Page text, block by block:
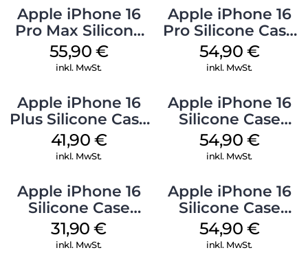
Apple iPhone 16
Pro Max Silicone
Case MagSafe
Stone Gray
55,90 €
inkl. MwSt.
Apple iPhone 16
Pro Silicone Case
MagSafe Black
54,90 €
inkl. MwSt.
Apple iPhone 16
Plus Silicone Case
MagSafe Stone
Gray
41,90 €
inkl. MwSt.
Apple iPhone 16
Silicone Case
MagSafe Black
54,90 €
inkl. MwSt.
Apple iPhone 16
Silicone Case
MagSafe Fuchsia
31,90€
inkl. MwSt.
Apple iPhone 16
Silicone Case
MagSafe Lake
Green
54,90 €
inkl. MwSt.